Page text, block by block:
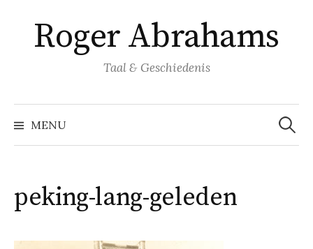
inhoud
springen
Roger Abrahams
Taal & Geschiedenis
MENU
Zoeken
naar:
peking-lang-geleden